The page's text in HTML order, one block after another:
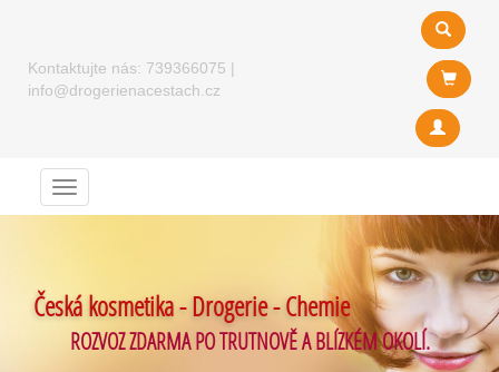
Kontaktujte nás: 739366075 |
info@drogerienacestach.cz
Menu
Česká kosmetika - Drogerie - Chemie
ROZVOZ ZDARMA PO TRUTNOVĚ A BLÍZKÉM OKOLÍ.